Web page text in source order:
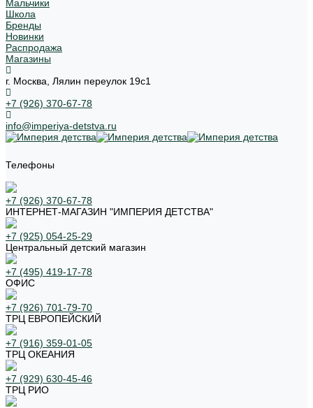
Мальчики
Школа
Бренды
Новинки
Распродажа
Магазины
г. Москва, Лялин переулок 19с1
+7 (926) 370-67-78
info@imperiya-detstva.ru
Телефоны
+7 (926) 370-67-78
ИНТЕРНЕТ-МАГАЗИН "ИМПЕРИЯ ДЕТСТВА"
+7 (925) 054-25-29
Центральный детский магазин
+7 (495) 419-17-78
ОФИС
+7 (926) 701-79-70
ТРЦ ЕВРОПЕЙСКИЙ
+7 (916) 359-01-05
ТРЦ ОКЕАНИЯ
+7 (929) 630-45-46
ТРЦ РИО